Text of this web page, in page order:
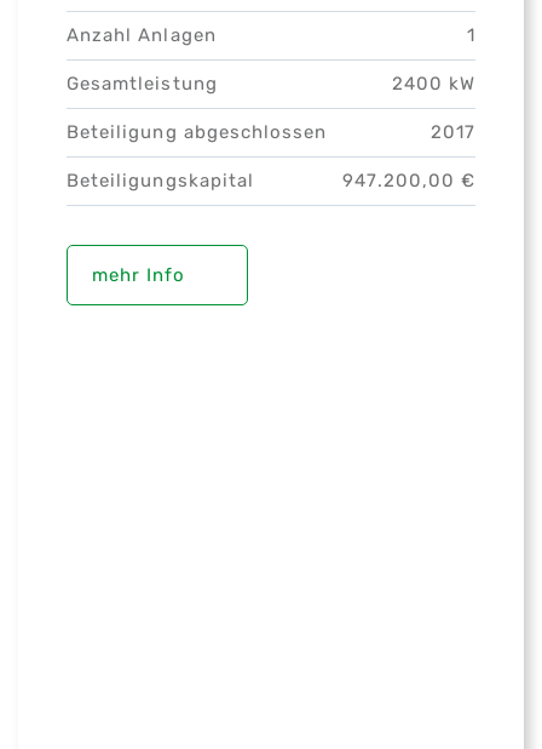
Anzahl Anlagen 1
Gesamtleistung 2400 kW
Beteiligung abgeschlossen 2017
Beteiligungskapital 947.200,00 €
mehr Info